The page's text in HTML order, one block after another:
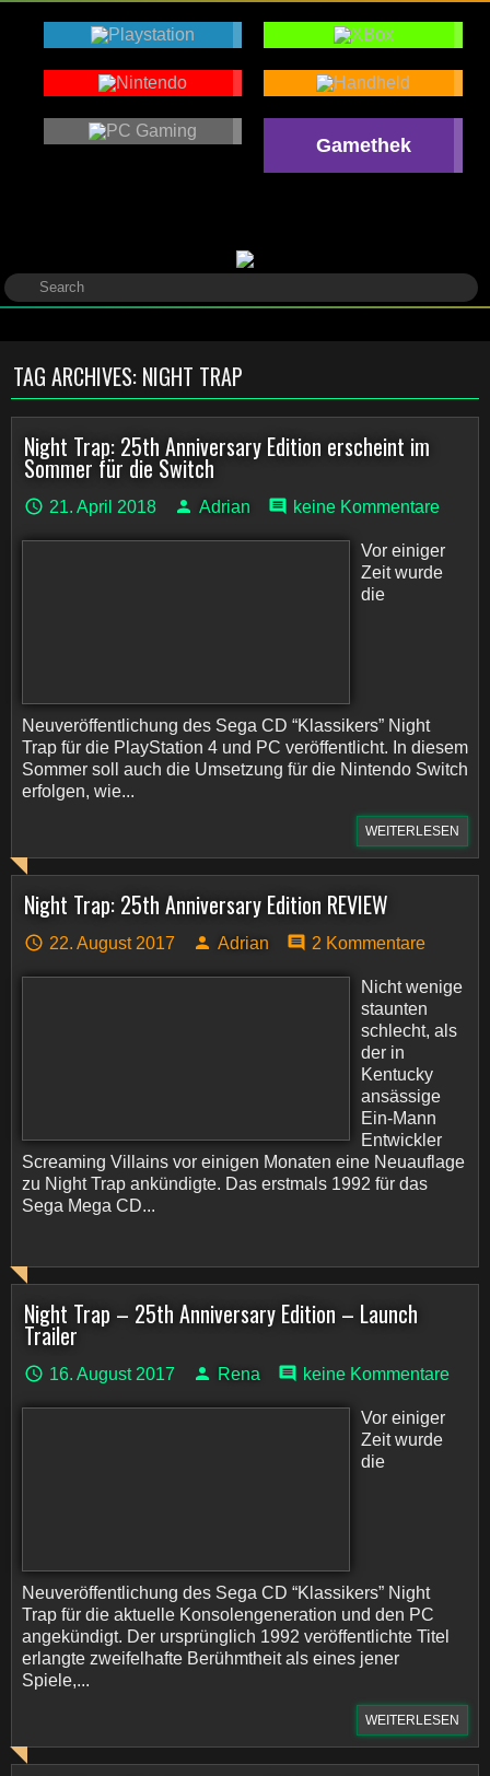
Gamethek
TAG ARCHIVES: NIGHT TRAP
Night Trap: 25th Anniversary Edition erscheint im
Sommer für die Switch
21. April 2018 Adrian keine Kommentare
Vor einiger
Zeit wurde
die
Neuveröffentlichung des Sega CD “Klassikers” Night
Trap für die PlayStation 4 und PC veröffentlicht. In diesem
Sommer soll auch die Umsetzung für die Nintendo Switch
erfolgen, wie...
WEITERLESEN
Night Trap: 25th Anniversary Edition REVIEW
22. August 2017 Adrian 2 Kommentare
Nicht wenige
staunten
schlecht, als
der in
Kentucky
ansässige
Ein-Mann
Entwickler
Screaming Villains vor einigen Monaten eine Neuauflage
zu Night Trap ankündigte. Das erstmals 1992 für das
Sega Mega CD...
Night Trap – 25th Anniversary Edition – Launch
Trailer
16. August 2017 Rena keine Kommentare
Vor einiger
Zeit wurde
die
Neuveröffentlichung des Sega CD “Klassikers” Night
Trap für die aktuelle Konsolengeneration und den PC
angekündigt. Der ursprünglich 1992 veröffentlichte Titel
erlangte zweifelhafte Berühmtheit als eines jener
Spiele,...
WEITERLESEN